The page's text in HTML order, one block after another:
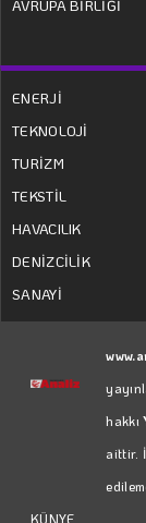
MEHMET UTKU
Eğitimde asıl
AVRUPA BİRLİĞİ
ENERJİ
TEKNOLOJİ
TURİZM
TEKSTİL
HAVACILIK
DENİZCİLİK
SANAYİ
hakkı
aittir.
KÜNYE